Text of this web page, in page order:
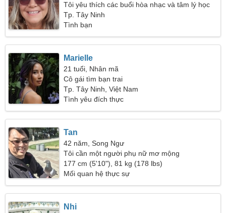
Tôi yêu thích các buổi hòa nhạc và tâm lý học
Tp. Tây Ninh
Tình bạn
Marielle
21 tuổi, Nhân mã
Cô gái tìm bạn trai
Tp. Tây Ninh, Việt Nam
Tình yêu đích thực
Tan
42 năm, Song Ngư
Tôi cần một người phụ nữ mơ mộng
177 cm (5'10"), 81 kg (178 lbs)
Mối quan hệ thực sự
Nhi